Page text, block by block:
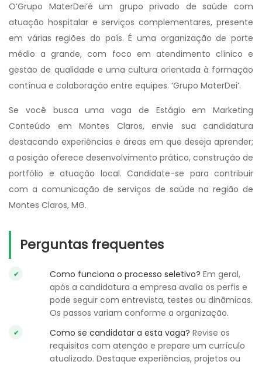
O’Grupo MaterDei’é um grupo privado de saúde com
atuação hospitalar e serviços complementares, presente
em várias regiões do país. É uma organização de porte
médio a grande, com foco em atendimento clínico e
gestão de qualidade e uma cultura orientada à formação
contínua e colaboração entre equipes. ‘Grupo MaterDei’.
Se você busca uma vaga de Estágio em Marketing
Conteúdo em Montes Claros, envie sua candidatura
destacando experiências e áreas em que deseja aprender;
a posição oferece desenvolvimento prático, construção de
portfólio e atuação local. Candidate-se para contribuir
com a comunicação de serviços de saúde na região de
Montes Claros, MG.
Perguntas frequentes
Como funciona o processo seletivo? Em geral,
após a candidatura a empresa avalia os perfis e
pode seguir com entrevista, testes ou dinâmicas.
Os passos variam conforme a organização.
Como se candidatar a esta vaga? Revise os
requisitos com atenção e prepare um currículo
atualizado. Destaque experiências, projetos ou